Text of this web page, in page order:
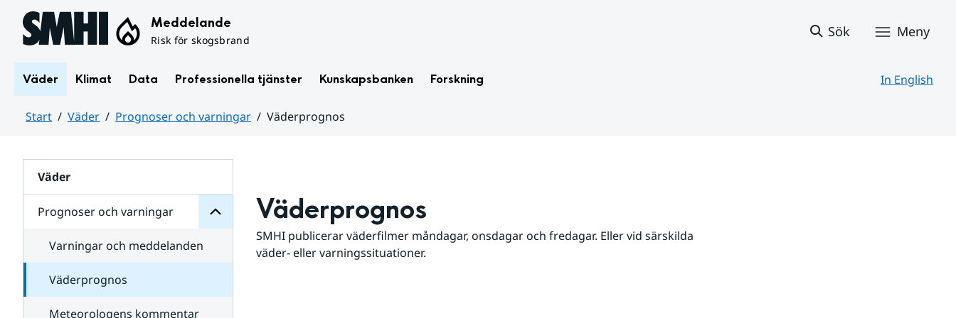
Hoppa till sidans innehåll Meddelande
Risk för skogsbrand
Sök Meny
Väder Klimat Data Professionella tjänster Kunskapsbanken Forskning In English
Start Väder Prognoser och varningar
Väderprognos
Väder
Prognoser och varningar
för
varningar
Varningar och meddelanden
Väderprognos
Meteorologens kommentar
Väderprognos
SMHI publicerar väderfilmer måndagar, onsdagar och fredagar. Eller vid särskilda
väder- eller varningssituationer.